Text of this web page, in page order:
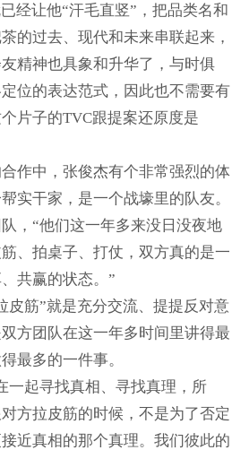
经让他“汗毛直竖”，把品类名和
的过去、现代和未来串联起来，
精神也具象和升华了，与时俱
位的表达范式，因此也不需要有
片子的TVC跟提案还原度是
中，张俊杰有个非常强烈的体
干家，是一个战壕里的队友。
，“他们这一年多来没日没夜地
、拍桌子、打仗，双方真的是一
共赢的状态。”
筋”就是充分交流、提提反对意
方团队在这一年多时间里讲得最
最多的一件事。
起寻找真相、寻找真理，所
方拉皮筋的时候，不是为了否定
近真相的那个真理。我们彼此的